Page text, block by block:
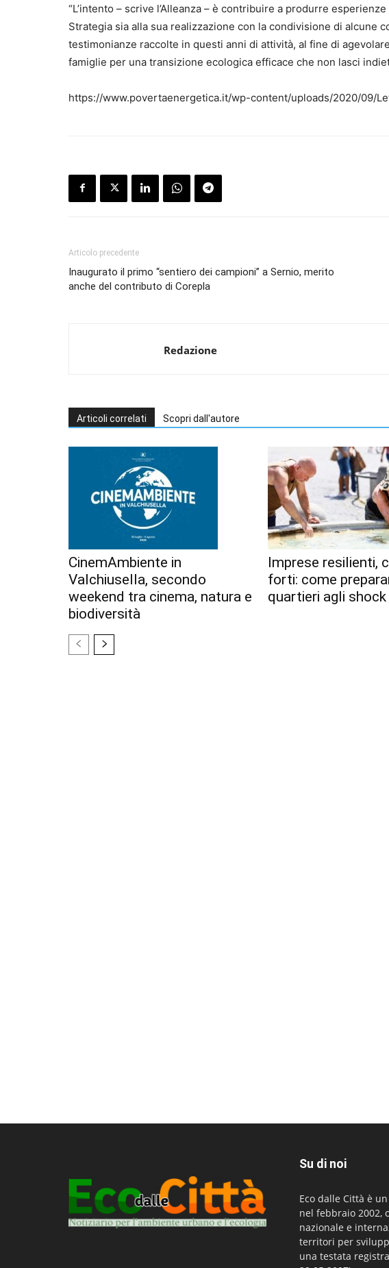
“L’intento – scrive l’Alleanza – è contribuire a produrre
Strategia sia alla sua realizzazione con la condivisione di alcune
testimonianze raccolte in questi anni di attività, al fine di
famiglie per una transizione ecologica efficace che non lasci
https://www.povertaenergetica.it/wp-content/uploads/2020/09/
Articolo precedente
Inaugurato il primo “sentiero dei campioni” a Sernio, merito
anche del contributo di Corepla
Redazione
Articoli correlati Scopri dall'autore
CinemAmbiente in
Valchiusella, secondo
weekend tra cinema, natura e
biodiversità
Imprese resilienti,
forti: come
quartieri agli
Su di noi
Eco dalle Città è
nel febbraio 2002,
nazionale e
territori per
una testata